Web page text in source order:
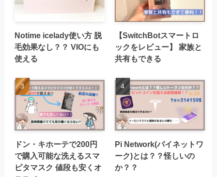
Notime icelady使い方 脱
毛効果なし？？ VIOにも
使える
【SwitchBotスマートロ
ックをレビュー】 家族と
共有もできる
ドン・キホーテで200円
で購入可能な洗えるスマ
ピタマスク 値段も安くオ
Pi Network(パイネットワ
ーク)とは？？怪しいの
か？？